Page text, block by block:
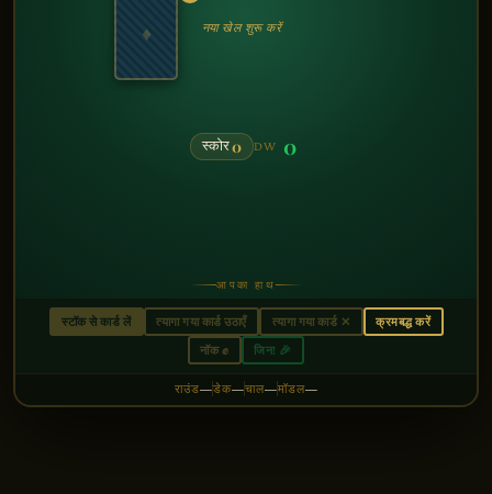
नया खेल शुरू करें
स्कोर0 DW 0
आपका हाथ
स्टॉक से कार्ड लें त्यागा गया कार्ड उठाएँ त्यागा गया कार्ड ✕ क्रमबद्ध करें
नॉक✊ जिन! 🎉
राउंड—डेक—चाल—मॉडल—